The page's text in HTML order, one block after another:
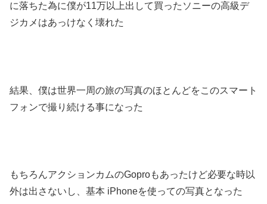
に落ちた為に僕が11万以上出して買ったソニーの高級デ
ジカメはあっけなく壊れた
結果、僕は世界一周の旅の写真のほとんどをこのスマート
フォンで撮り続ける事になった
もちろんアクションカムのGoproもあったけど必要な時以
外は出さないし、基本 iPhoneを使っての写真となった